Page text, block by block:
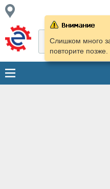
Слишком много
повторите позже.